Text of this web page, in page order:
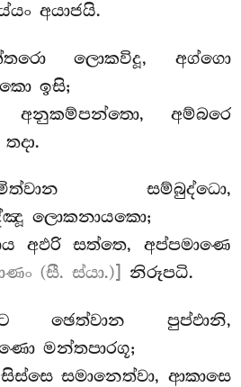
අයාජයි.
ලොකවිදූ, අග්ගො
ඉසි;
අනුකම්පන්තො, අම්බරෙ
සම්බුද්ධො,
ලොකනායකො;
අඵරි සත්තෙ, අප්පමාණෙ
(සී. ස්යා.)]
නිරූපධි.
ඡෙත්වාන පුප්ඵානි,
මන්තපාරගූ;
සමානෙත්වා, ආකාසෙ